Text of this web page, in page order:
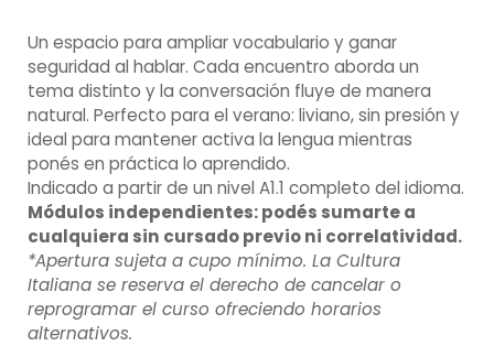
Un espacio para ampliar vocabulario y ganar
seguridad al hablar. Cada encuentro aborda un
tema distinto y la conversación fluye de manera
natural. Perfecto para el verano: liviano, sin presión y
ideal para mantener activa la lengua mientras
ponés en práctica lo aprendido.
Indicado a partir de un nivel A1.1 completo del idioma.
Módulos independientes: podés sumarte a
cualquiera sin cursado previo ni correlatividad.
*Apertura sujeta a cupo mínimo. La Cultura
Italiana se reserva el derecho de cancelar o
reprogramar el curso ofreciendo horarios
alternativos.